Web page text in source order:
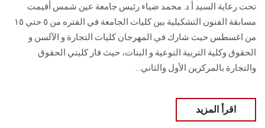
تحت رعاية السيد أ.د. محمد ضياء رئيس جامعة عين شمس أقيمت
مسابقة الفنون التشكيلية بين كليات الجامعة في الفتره من ٥ حتي ١٥
من اغسطس حيث شارك في المهرجان كليات التجارة و الآلسن و
الحقوق وكلية التربية النوعية و البنات، حيث فاز كليتي الحقوق
والتجارة بالمركزين الأول والثاني...
اقرأ المزيد